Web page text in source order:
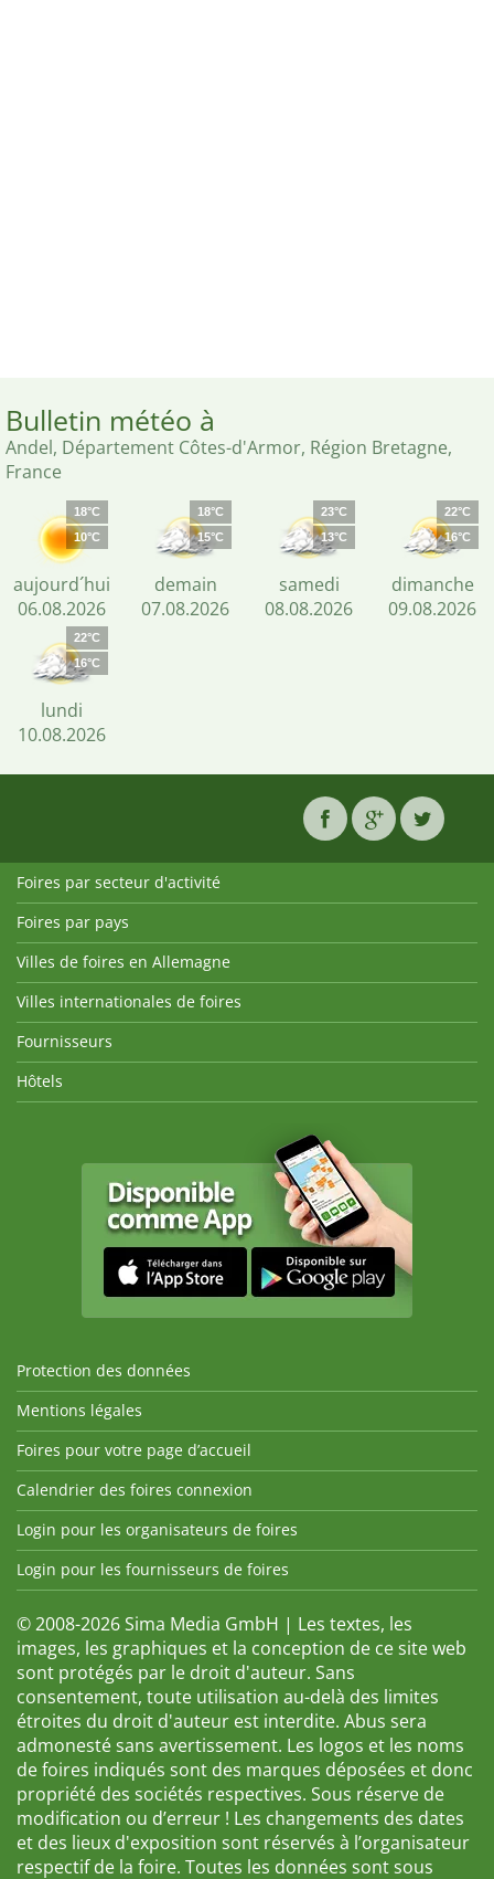
Bulletin météo à
Andel, Département Côtes-d'Armor, Région Bretagne,
France
18°C
10°C
aujourd´hui
06.08.2026
18°C
15°C
demain
07.08.2026
23°C
13°C
samedi
08.08.2026
22°C
16°C
dimanche
09.08.2026
22°C
16°C
lundi
10.08.2026
Foires par secteur d'activité
Foires par pays
Villes de foires en Allemagne
Villes internationales de foires
Fournisseurs
Hôtels
Protection des données
Mentions légales
Foires pour votre page d’accueil
Calendrier des foires connexion
Login pour les organisateurs de foires
Login pour les fournisseurs de foires
© 2008-2026 Sima Media GmbH | Les textes, les
images, les graphiques et la conception de ce site web
sont protégés par le droit d'auteur. Sans
consentement, toute utilisation au-delà des limites
étroites du droit d'auteur est interdite. Abus sera
admonesté sans avertissement. Les logos et les noms
de foires indiqués sont des marques déposées et donc
propriété des sociétés respectives. Sous réserve de
modification ou d’erreur ! Les changements des dates
et des lieux d'exposition sont réservés à l’organisateur
respectif de la foire. Toutes les données sont sous